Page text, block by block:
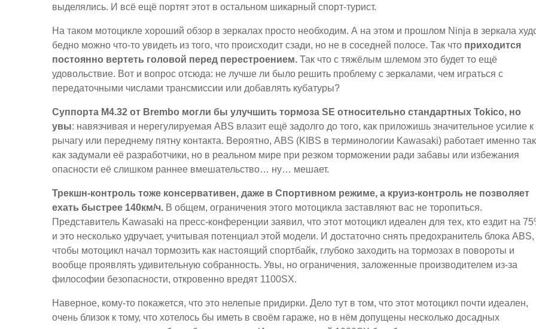
выделялись. И всё ещё портят этот в остальном шикарный спорт-турист.
На таком мотоцикле хороший обзор в зеркалах просто необходим. А на этом и прошлом Ninja в зеркала
бедно можно что-то увидеть из того, что происходит сзади, но не в соседней полосе. Так что приходится
постоянно вертеть головой перед перестроением. Так что с тяжёлым шлемом это будет то ещё
удовольствие. Вот и вопрос отсюда: не лучше ли было решить проблему с зеркалами, чем играться с
передаточными числами трансмиссии или добавлять кубатуры?
Суппорта M4.32 от Brembo могли бы улучшить тормоза SE относительно стандартных Tokico, но
увы: навязчивая и нерегулируемая ABS влазит ещё задолго до того, как приложишь значительное усилие к
рычагу или переднему пятну контакта. Вероятно, ABS (KIBS в терминологии Kawasaki) работает именно
как задумали её разработчики, но в реальном мире при резком торможении ради забавы или избежания
опасности её слишком раннее вмешательство… ну… мешает.
Трекшн-контроль тоже консервативен, даже в Спортивном режиме, а круиз-контроль не позволяет
ехать быстрее 140км/ч. В общем, ограничения этого мотоцикла заставляют вас не торопиться.
Представитель Kawasaki на пресс-конференции заявил, что этот мотоцикл идеален для тех, кто ездит на
и это несколько удручает, учитывая потенциал этой модели. И достаточно снять предохранитель блока ABS,
чтобы мотоцикл начал тормозить как настоящий спортбайк, глубоко заходить на тормозах в повороты и
вообще проявлять удивительную собранность. Увы, но ограничения, заложенные производителем из-за
философии безопасности, откровенно вредят 1100SX.
Наверное, кому-то покажется, что это нелепые придирки. Дело тут в том, что этот мотоцикл почти идеален,
очень близок к тому, что хотелось бы иметь в своём гараже, но в нём допущены несколько досадных